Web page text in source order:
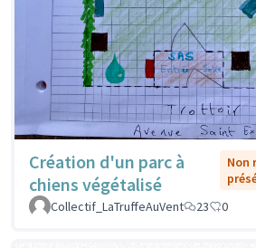
Création d'un parc à
chiens végétalisé
Non
Collectif_LaTruffeAuVent
23 0